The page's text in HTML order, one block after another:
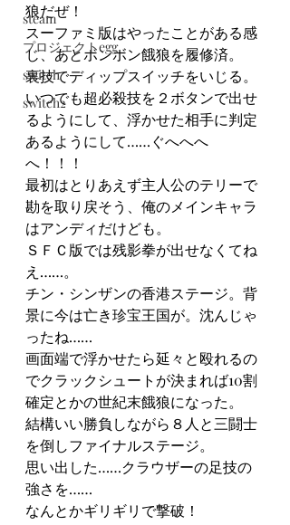
steam
プロジェクトegg
switch
switch2
狼だぜ！
スーファミ版はやったことがある感
じ、あとボンボン餓狼を履修済。
裏技でディップスイッチをいじる。
いつでも超必殺技を２ボタンで出せ
るようにして、浮かせた相手に判定
あるようにして……ぐへへへ
へ！！！
最初はとりあえず主人公のテリーで
勘を取り戻そう、俺のメインキャラ
はアンディだけども。
ＳＦＣ版では残影拳が出せなくてね
え……。
チン・シンザンの香港ステージ。背
景に今は亡き珍宝王国が。沈んじゃ
ったね……
画面端で浮かせたら延々と殴れるの
でクラックシュートが決まれば10割
確定とかの世紀末餓狼になった。
結構いい勝負しながら８人と三闘士
を倒しファイナルステージ。
思い出した……クラウザーの足技の
強さを……
なんとかギリギリで撃破！